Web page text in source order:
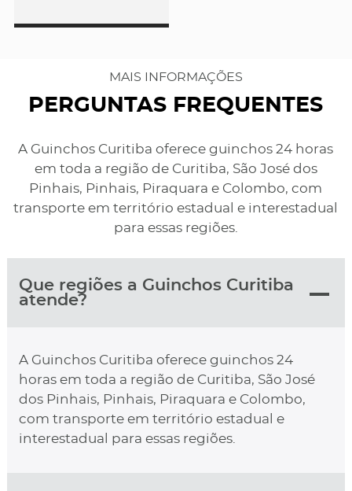
MAIS INFORMAÇÕES
PERGUNTAS FREQUENTES
A Guinchos Curitiba oferece guinchos 24 horas
em toda a região de Curitiba, São José dos
Pinhais, Pinhais, Piraquara e Colombo, com
transporte em território estadual e interestadual
para essas regiões.
Que regiões a Guinchos Curitiba
atende?
A Guinchos Curitiba oferece guinchos 24
horas em toda a região de Curitiba, São José
dos Pinhais, Pinhais, Piraquara e Colombo,
com transporte em território estadual e
interestadual para essas regiões.